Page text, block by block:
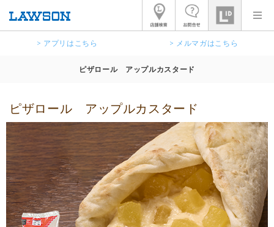
> アプリはこちら > メルマガはこちら
ピザロール アップルカスタード
ピザロール アップルカスタード